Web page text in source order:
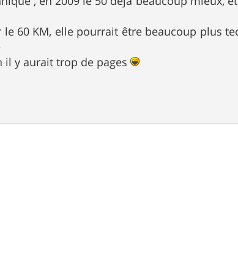
60 KM, elle pourrait être beaucoup plus
il y aurait trop de pages